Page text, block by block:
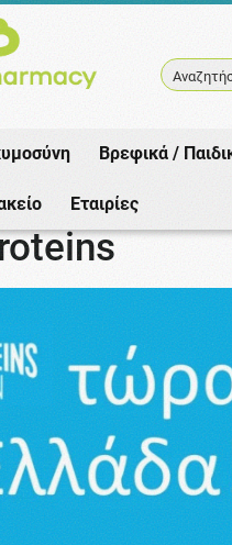
Βρεφικά /
Εταιρίες
/ Ραγάδες